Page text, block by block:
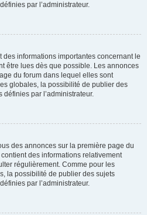
par l’administrateur.
informations importantes concernant le
être lues dès que possible. Les annonces
du forum dans lequel elles sont
globales, la possibilité de publier des
par l’administrateur.
des annonces sur la première page du
des informations relativement
régulièrement. Comme pour les
la possibilité de publier des sujets
par l’administrateur.